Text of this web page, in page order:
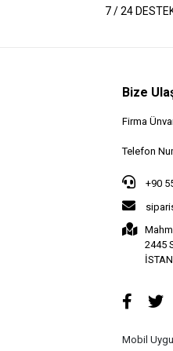
7 / 24
Bize
Firma
Telefon
+90
2445
Mobil